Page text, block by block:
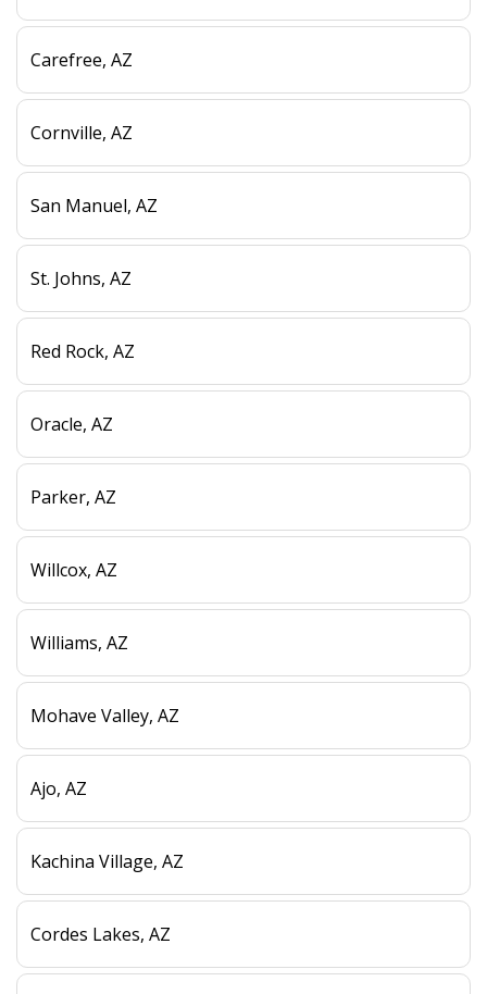
Carefree, AZ
Cornville, AZ
San Manuel, AZ
St. Johns, AZ
Red Rock, AZ
Oracle, AZ
Parker, AZ
Willcox, AZ
Williams, AZ
Mohave Valley, AZ
Ajo, AZ
Kachina Village, AZ
Cordes Lakes, AZ